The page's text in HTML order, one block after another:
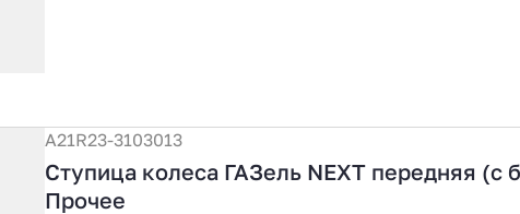
А21R23-3103013
Ступица колеса ГАЗель NEXT передняя (с
Прочее